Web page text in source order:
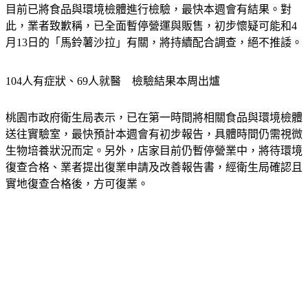
此，業者致歉稱，已全面暫停營運與販售，初步懷疑可能和4
月13日的「馬鈴薯沙拉」有關，將持續配合調查，絕不推諉。
送往實驗室，最快預計本週會有初步報告，具體時間仍需視微
生物培養狀況而定。另外，店家目前仍暫停營業中，將待環境
復查合格、業者提出復業申請及改善報告書，經衛生局確認且
實地復查合格後，方可復業。